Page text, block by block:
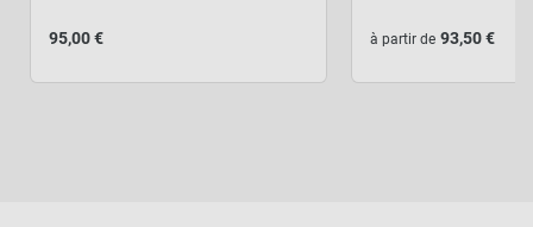
95,00 € à partir de 93,50 €